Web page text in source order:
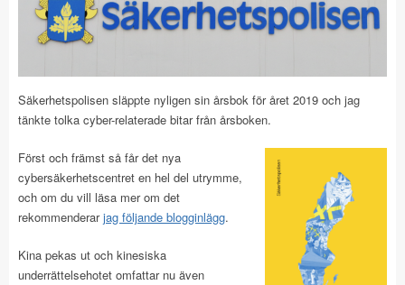
Säkerhetspolisen släppte nyligen sin årsbok för året 2019 och jag
tänkte tolka cyber-relaterade bitar från årsboken.
Först och främst så får det nya
cybersäkerhetscentret en hel del utrymme,
och om du vill läsa mer om det
rekommenderarjag följande blogginlägg.
Kina pekas ut och kinesiska
underrättelsehotet omfattar nu även